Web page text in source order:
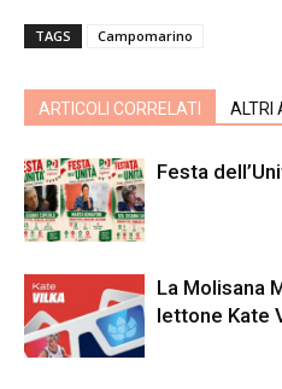
TAGS Campomarino
ARTICOLI CORRELATI ALTRI
Festa
La Molisana
lettone Kate